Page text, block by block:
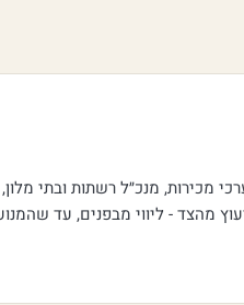
מכירות, מנכ״ל רשתות ובתי
מהצד - ליווי מבפנים, עד